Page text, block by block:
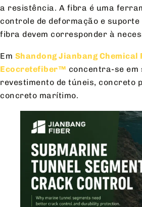
a resistência. A fibra é uma
controle de deformação e
fibra devem corresponder à
Em Shandong Jianbang Chemical
Ecocretefiber™ concentra-se
revestimento de túneis, concreto
concreto marítimo.